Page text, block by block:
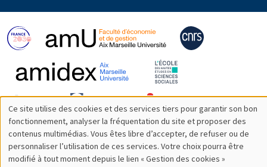
Utilisation
des
Ce site utilise des cookies et des services tiers pour garantir son bon
fonctionnement, analyser la fréquentation du site et proposer des
contenus multimédias. Vous êtes libre d’accepter, de refuser ou de
personnaliser l’utilisation de ces services. Votre choix pourra être
modifié à tout moment depuis le lien « Gestion des cookies »